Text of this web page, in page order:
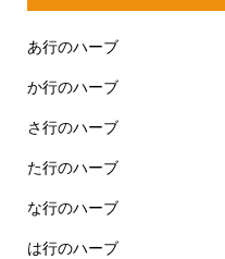
あ行のハーブ
か行のハーブ
さ行のハーブ
た行のハーブ
な行のハーブ
は行のハーブ